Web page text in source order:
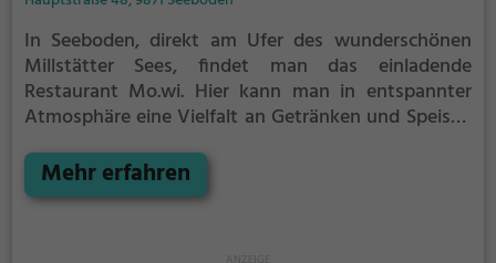
In Seeboden, direkt am Ufer des wunderschönen
Millstätter Sees, findet man das einladende
Restaurant Mo.wi. Hier kann man in entspannter
Atmosphäre eine Vielfalt an Getränken und Speisen
Weine bis hin zu leckeren Cocktails - für jeden ist
etwas dabei. Die abwechslungsreiche Speisekarte
Mehr erfahren